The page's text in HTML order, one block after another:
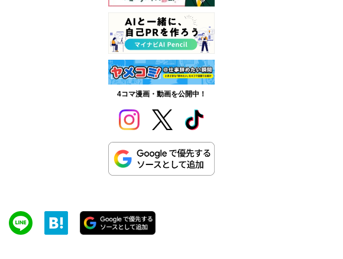
4コマ漫画・動画を公開中！